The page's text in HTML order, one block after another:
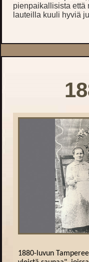
pienpaikallisista että
lauteilla kuuli hyviä
1880-luvun